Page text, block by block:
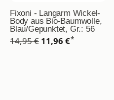
Fixoni - Langarm Wickel-
Body aus Bio-Baumwolle,
Blau/Gepunktet, Gr.: 56
14,95 € 11,96 €*